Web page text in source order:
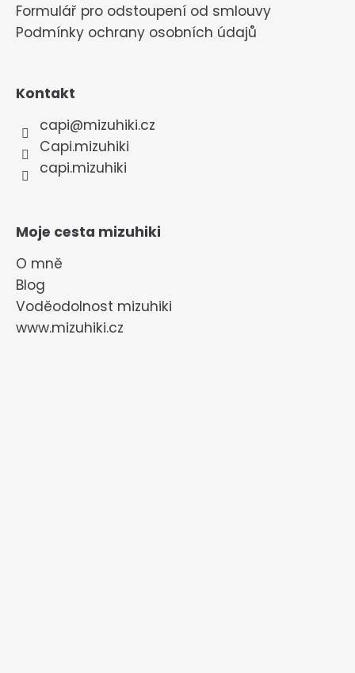
Formulář pro odstoupení od smlouvy
Podmínky ochrany osobních údajů
Kontakt
capi@mizuhiki.cz
Capi.mizuhiki
capi.mizuhiki
Moje cesta mizuhiki
O mně
Blog
Voděodolnost mizuhiki
www.mizuhiki.cz